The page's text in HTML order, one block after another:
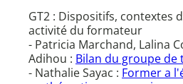
GT2 : Dispositifs, contextes
activité du formateur
- Patricia Marchand, Lalina
Adihou : Bilan du groupe de
- Nathalie Sayac : Former a